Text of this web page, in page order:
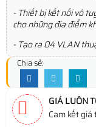
- Thiết bị kết nối vô
cho những địa điểm
- Tạo ra 04 VLAN
Chia sẻ:
GIÁ LUÔN
Cam kết